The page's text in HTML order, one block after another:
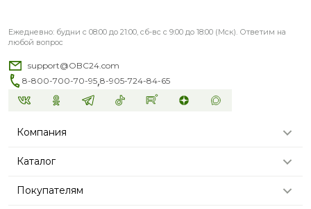
Ежедневно: будни с 08:00 до 21:00, сб-вс с 9:00 до 18:00 (Мск). Ответим на
любой вопрос
support@OBC24.com
8-800-700-70-95,8-905-724-84-65
Компания
Каталог
Покупателям